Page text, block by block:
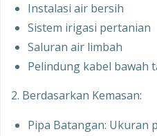
Instalasi air bersih
Sistem irigasi pertanian
Saluran air limbah
Pelindung kabel bawah
2. Berdasarkan Kemasan:
Pipa Batangan: Ukuran